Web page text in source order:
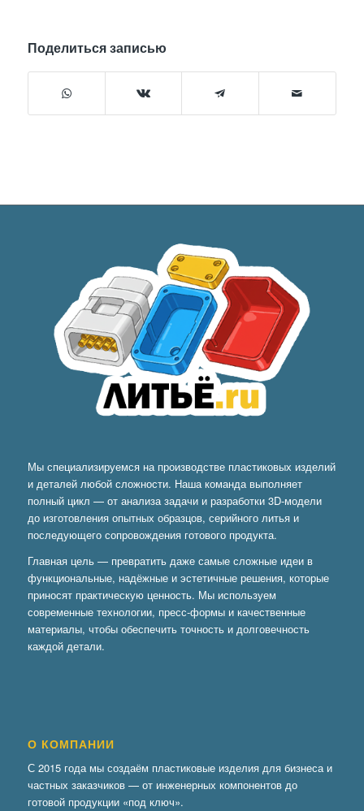
Поделиться записью
Мы специализируемся на производстве пластиковых изделий
и деталей любой сложности. Наша команда выполняет
полный цикл — от анализа задачи и разработки 3D-модели
до изготовления опытных образцов, серийного литья и
последующего сопровождения готового продукта.
Главная цель — превратить даже самые сложные идеи в
функциональные, надёжные и эстетичные решения, которые
приносят практическую ценность. Мы используем
современные технологии, пресс-формы и качественные
материалы, чтобы обеспечить точность и долговечность
каждой детали.
О КОМПАНИИ
С 2015 года мы создаём пластиковые изделия для бизнеса и
частных заказчиков — от инженерных компонентов до
готовой продукции «под ключ».